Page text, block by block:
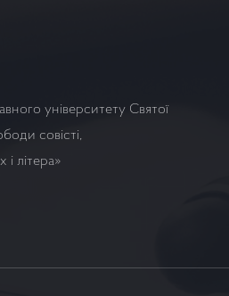
університету Святої
совісті,
і літера»